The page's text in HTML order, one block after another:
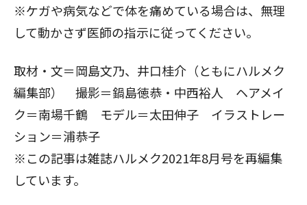
※ケガや病気などで体を痛めている場合は、無理
して動かさず医師の指示に従ってください。
取材・文＝岡島文乃、井口桂介（ともにハルメク
編集部） 撮影＝鍋島徳恭・中西裕人 ヘアメイ
ク＝南場千鶴 モデル＝太田伸子 イラストレー
ション＝浦恭子
※この記事は雑誌ハルメク2021年8月号を再編集
しています。